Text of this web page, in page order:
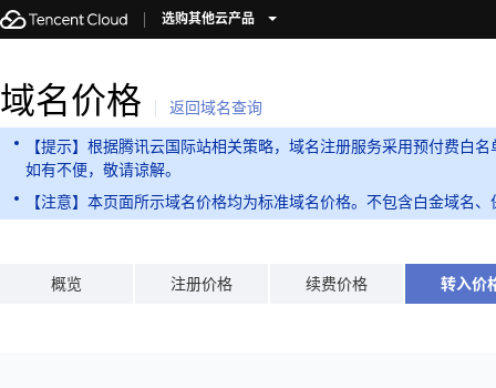
选购其他云产品
域名价格 返回域名查询
【提示】根据腾讯云国际站相关策略，域名注册服务采用预付费白
如有不便，敬请谅解。
【注意】本页面所示域名价格均为标准域名价格。不包含白金域名
概览 注册价格 续费价格 转入价